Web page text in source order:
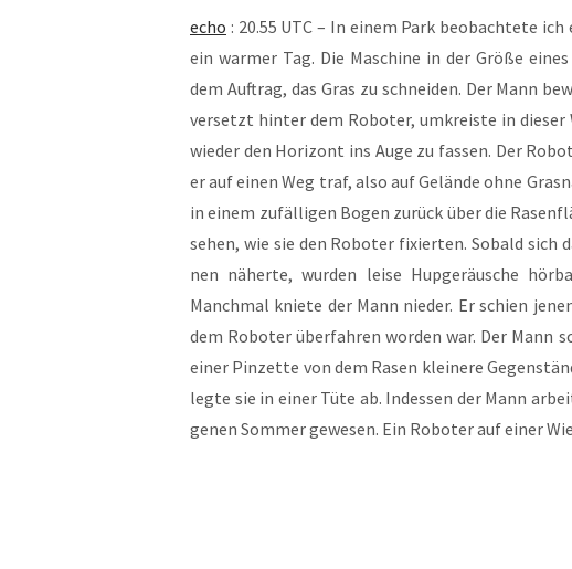
echo : 20.55 UTC – In einem Park beob­ach­te­te
ein war­mer Tag. Die Maschi­ne in der Grö­ße
dem Auf­trag, das Gras zu schnei­den. Der Mann
ver­setzt hin­ter dem Robo­ter, umkreis­te in die­ser
wie­der den Hori­zont ins Auge zu fas­sen. Der
er auf einen Weg traf, also auf Gelän­de ohne
in einem zufäl­li­gen Bogen zurück über die
sehen, wie sie den Robo­ter fixier­ten. Sobald sich
nen näher­te, wur­den lei­se Hup­ge­räu­sche
Manch­mal knie­te der Mann nie­der. Er schien
dem Robo­ter über­fah­ren wor­den war. Der Mann
einer Pin­zet­te von dem Rasen klei­ne­re
leg­te sie in einer Tüte ab. Indes­sen der Mann
ge­nen Som­mer gewe­sen. Ein Robo­ter auf einer